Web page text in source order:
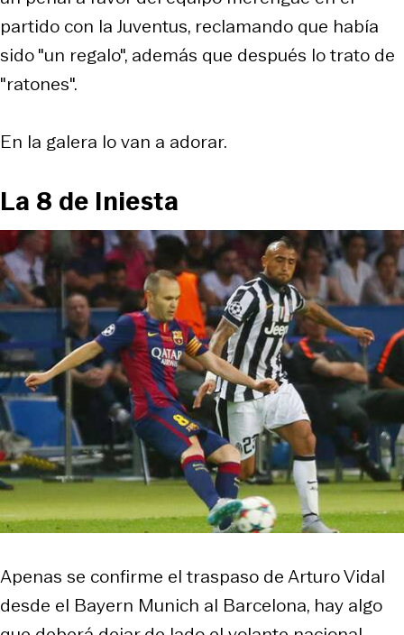
partido con la Juventus, reclamando que había
sido "un regalo", además que después lo trato de
"ratones".
En la galera lo van a adorar.
La 8 de Iniesta
Apenas se confirme el traspaso de Arturo Vidal
desde el Bayern Munich al Barcelona, hay algo